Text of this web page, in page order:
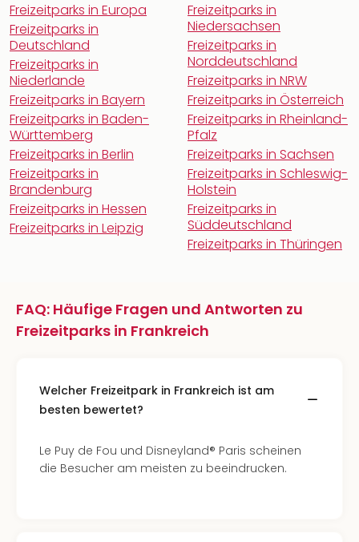
Freizeitparks in Europa
Freizeitparks in
Deutschland
Freizeitparks in
Niederlande
Freizeitparks in Bayern
Freizeitparks in Baden-
Württemberg
Freizeitparks in Berlin
Freizeitparks in
Brandenburg
Freizeitparks in Hessen
Freizeitparks in Leipzig
Freizeitparks in
Niedersachsen
Freizeitparks in
Norddeutschland
Freizeitparks in NRW
Freizeitparks in Österreich
Freizeitparks in Rheinland-
Pfalz
Freizeitparks in Sachsen
Freizeitparks in Schleswig-
Holstein
Freizeitparks in
Süddeutschland
Freizeitparks in Thüringen
FAQ: Häufige Fragen und Antworten zu
Freizeitparks in Frankreich
Welcher Freizeitpark in Frankreich ist am
besten bewertet?
Le Puy de Fou und Disneyland® Paris scheinen
die Besucher am meisten zu beeindrucken.